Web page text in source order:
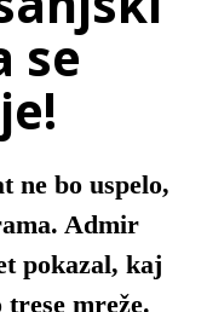
se
ne bo uspelo,
Admir
pokazal, kaj
mreže.